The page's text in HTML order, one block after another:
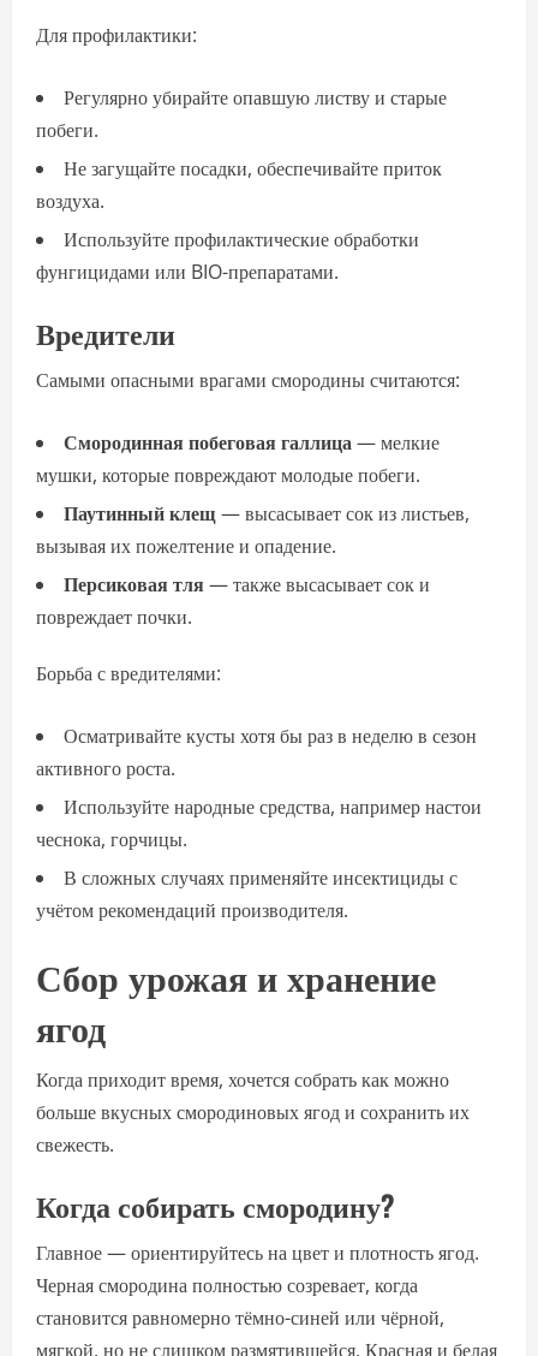
Для профилактики:
Регулярно убирайте опавшую листву и старые
побеги.
Не загущайте посадки, обеспечивайте приток
воздуха.
Используйте профилактические обработки
фунгицидами или BIO-препаратами.
Вредители
Самыми опасными врагами смородины считаются:
Смородинная побеговая галлица— мелкие
мушки, которые повреждают молодые побеги.
Паутинный клещ— высасывает сок из листьев,
вызывая их пожелтение и опадение.
Персиковая тля— также высасывает сок и
повреждает почки.
Борьба с вредителями:
Осматривайте кусты хотя бы раз в неделю в сезон
активного роста.
Используйте народные средства, например настои
чеснока, горчицы.
В сложных случаях применяйте инсектициды с
учётом рекомендаций производителя.
Сбор урожая и хранение
ягод
Когда приходит время, хочется собрать как можно
больше вкусных смородиновых ягод и сохранить их
свежесть.
Когда собирать смородину?
Главное — ориентируйтесь на цвет и плотность ягод.
Черная смородина полностью созревает, когда
становится равномерно тёмно-синей или чёрной,
мягкой, но не слишком размятившейся. Красная и белая